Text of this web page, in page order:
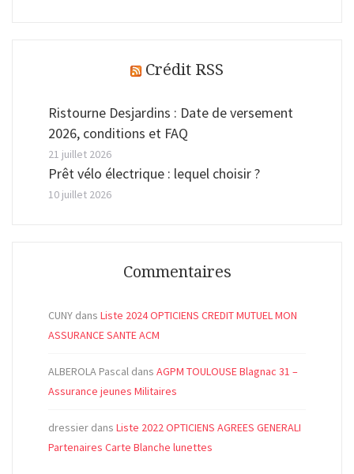
Crédit RSS
Ristourne Desjardins : Date de versement
2026, conditions et FAQ
21 juillet 2026
Prêt vélo électrique : lequel choisir ?
10 juillet 2026
Commentaires
CUNY dans Liste 2024 OPTICIENS CREDIT MUTUEL MON
ASSURANCE SANTE ACM
ALBEROLA Pascal dans AGPM TOULOUSE Blagnac 31 –
Assurance jeunes Militaires
dressier dans Liste 2022 OPTICIENS AGREES GENERALI
Partenaires Carte Blanche lunettes